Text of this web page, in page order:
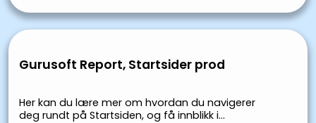
Gurusoft Report, Startsider prod
Her kan du lære mer om hvordan du navigerer
deg rundt på Startsiden, og få innblikk i